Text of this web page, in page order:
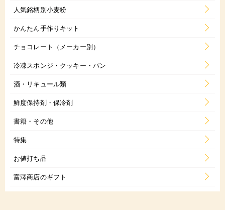
人気銘柄別小麦粉
かんたん手作りキット
チョコレート（メーカー別）
冷凍スポンジ・クッキー・パン
酒・リキュール類
鮮度保持剤・保冷剤
書籍・その他
特集
お値打ち品
富澤商店のギフト